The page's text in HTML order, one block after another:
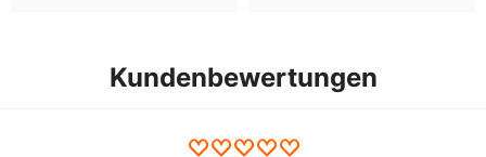
Kundenbewertungen